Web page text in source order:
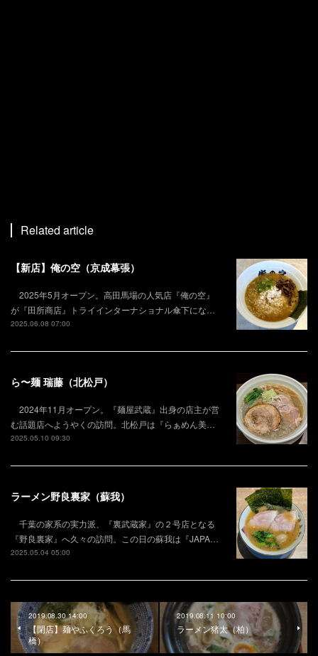
Related article
【新店】俺の空（京成幕張）
2025年5月オープン。高田馬場の人気店『俺の空』
が『田所商店』トライインターナショナル傘下にな…
2025.06.08 07:00
ら〜麺 瑞藤（北松戸）
2024年11月オープン。『麺屋武蔵』出身の店主が営
む話題店へようやくの訪問。北松戸は『らぁめん美…
2025.05.10 09:30
ラーメン野良裏家（蘇我）
千葉の家系の実力派、『裏武蔵家』の２号店となる
『野良裏家』へ久々の訪問。この日の蘇我は『JAPA…
2025.05.04 05:00
2019.08.30 14:00
【閉店】麺やふくろう（馬
橋）
2019.08.11 10:00
ラーメン猪太（柏）